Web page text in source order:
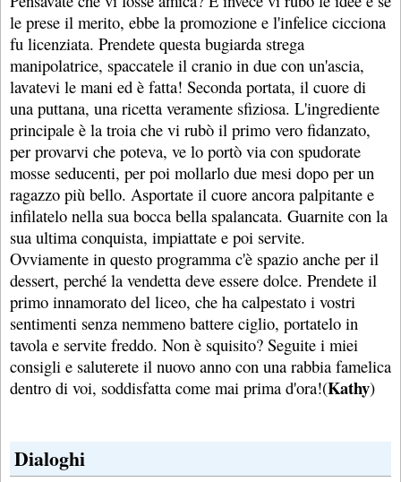
le prese il merito, ebbe la promozione e l'infelice cicciona
fu licenziata. Prendete questa bugiarda strega
manipolatrice, spaccatele il cranio in due con un'ascia,
lavatevi le mani ed è fatta! Seconda portata, il cuore di
una puttana, una ricetta veramente sfiziosa. L'ingrediente
principale è la troia che vi rubò il primo vero fidanzato,
per provarvi che poteva, ve lo portò via con spudorate
mosse seducenti, per poi mollarlo due mesi dopo per un
ragazzo più bello. Asportate il cuore ancora palpitante e
infilatelo nella sua bocca bella spalancata. Guarnite con la
sua ultima conquista, impiattate e poi servite.
Ovviamente in questo programma c'è spazio anche per il
dessert, perché la vendetta deve essere dolce. Prendete il
primo innamorato del liceo, che ha calpestato i vostri
sentimenti senza nemmeno battere ciglio, portatelo in
tavola e servite freddo. Non è squisito? Seguite i miei
consigli e saluterete il nuovo anno con una rabbia famelica
dentro di voi, soddisfatta come mai prima d'ora!(Kathy)
Dialoghi